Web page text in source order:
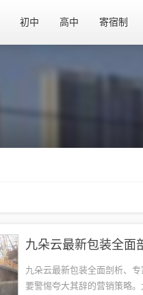
初中 高中 寄宿制
九朵云最新包装全面剖析、
要警惕夸大其辞的营销策略